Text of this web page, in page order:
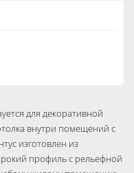
для декоративной
внутри помещений с
изготовлен из
профиль с рельефной